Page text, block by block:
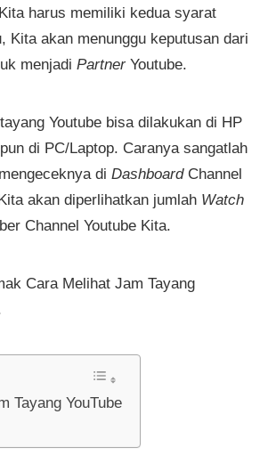
harus memiliki kedua syarat
Kita akan menunggu keputusan dari
menjadi PartnerYoutube.
Youtube bisa dilakukan di HP
di PC/Laptop. Caranya sangatlah
di DashboardChannel
akan diperlihatkan jumlah Watch
Channel Youtube Kita.
Cara Melihat Jam Tayang
Tayang YouTube